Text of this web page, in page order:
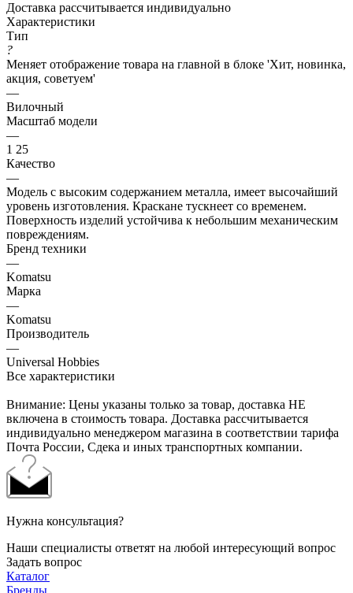
Доставка рассчитывается индивидуально
Характеристики
Тип
?
Меняет отображение товара на главной в блоке 'Хит, новинка,
акция, советуем'
—
Вилочный
Масштаб модели
—
1 25
Качество
—
Модель с высоким содержанием металла, имеет высочайший
уровень изготовления. Краскане тускнеет со временем.
Поверхность изделий устойчива к небольшим механическим
повреждениям.
Бренд техники
—
Komatsu
Марка
—
Komatsu
Производитель
—
Universal Hobbies
Все характеристики
Внимание: Цены указаны только за товар, доставка НЕ
включена в стоимость товара. Доставка рассчитывается
индивидуально менеджером магазина в соответствии тарифа
Почта России, Сдека и иных транспортных компании.
Нужна консультация?
Наши специалисты ответят на любой интересующий вопрос
Задать вопрос
Каталог